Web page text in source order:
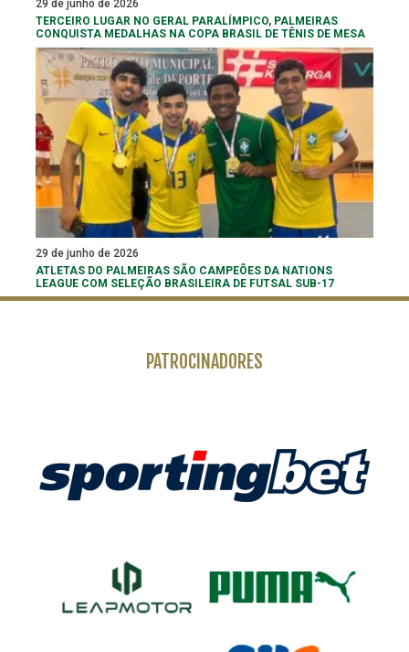
29 de junho de 2026
TERCEIRO LUGAR NO GERAL PARALÍMPICO, PALMEIRAS
CONQUISTA MEDALHAS NA COPA BRASIL DE TÊNIS DE MESA
29 de junho de 2026
ATLETAS DO PALMEIRAS SÃO CAMPEÕES DA NATIONS
LEAGUE COM SELEÇÃO BRASILEIRA DE FUTSAL SUB-17
PATROCINADORES